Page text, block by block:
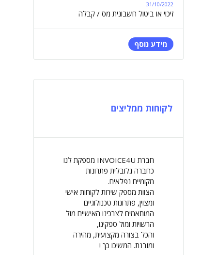
31/10/2022
זיכוי או ביטול חשבונית מס / קבלה
מידע נוסף
לקוחות ממליצים
חברת INVOICE4U מספקת לנו
כחברה גלובלית פתרונות
מקומיים נפלאים.
הצוות מספק שירות לקוחות אישי
ומצוין, פתרונות טכנולוגיים
המותאמים לצרכינו האישיים מול
הרשויות ומול ספקינו,
והכל בצורה מקצועית, מהירה
ומובנת. המשיכו כך !